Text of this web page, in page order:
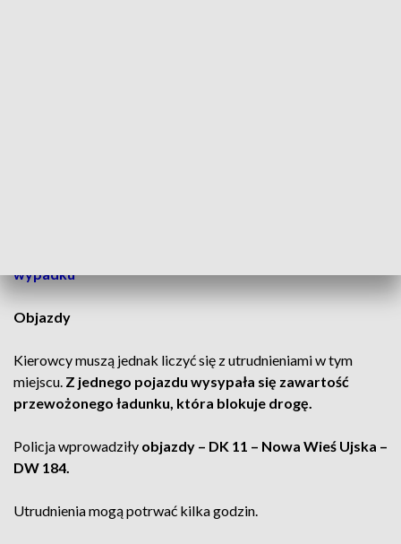
wypadku
Objazdy
Kierowcy muszą jednak liczyć się z utrudnieniami w tym
miejscu. Z jednego pojazdu wysypała się zawartość
przewożonego ładunku, która blokuje drogę.
Policja wprowadziły objazdy – DK 11 – Nowa Wieś Ujska –
DW 184.
Utrudnienia mogą potrwać kilka godzin.